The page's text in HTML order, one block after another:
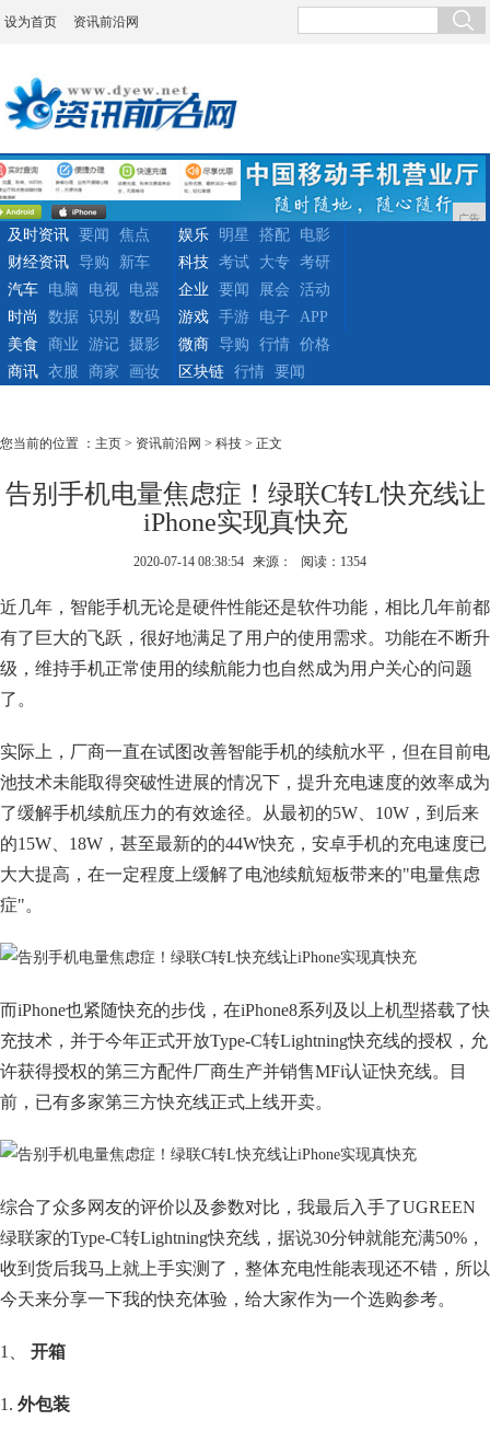
设为首页 资讯前沿网
广告
及时资讯 要闻
焦点
财经资讯
导购 新车
娱乐 明星 搭配
电影
科技
考试 大专
考研
汽车
电脑 电视
电器
时尚
数据 识别 数码
企业 要闻 展会
活动
游戏
手游 电子
APP
美食
商业 游记
摄影
商讯
衣服 商家 画妆
微商 导购 行情
价格
区块链
行情 要闻
您当前的位置 ： 主页 > 资讯前沿网 > 科技 > 正文
告别手机电量焦虑症！绿联C转L快充线让
iPhone实现真快充
2020-07-14 08:38:54 来源： 阅读：1354
近几年，智能手机无论是硬件性能还是软件功能，相比几年前都
有了巨大的飞跃，很好地满足了用户的使用需求。功能在不断升
级，维持手机正常使用的续航能力也自然成为用户关心的问题
了。
实际上，厂商一直在试图改善智能手机的续航水平，但在目前电
池技术未能取得突破性进展的情况下，提升充电速度的效率成为
了缓解手机续航压力的有效途径。从最初的5W、10W，到后来
的15W、18W，甚至最新的的44W快充，安卓手机的充电速度已
大大提高，在一定程度上缓解了电池续航短板带来的"电量焦虑
症"。
而iPhone也紧随快充的步伐，在iPhone8系列及以上机型搭载了快
充技术，并于今年正式开放Type-C转Lightning快充线的授权，允
许获得授权的第三方配件厂商生产并销售MFi认证快充线。目
前，已有多家第三方快充线正式上线开卖。
综合了众多网友的评价以及参数对比，我最后入手了UGREEN
绿联家的Type-C转Lightning快充线，据说30分钟就能充满50%，
收到货后我马上就上手实测了，整体充电性能表现还不错，所以
今天来分享一下我的快充体验，给大家作为一个选购参考。
1、 开箱
1. 外包装